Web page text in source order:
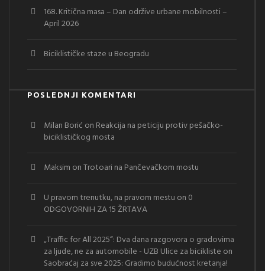
168. Kritična masa – Dan održive urbane mobilnosti –
April 2026
Biciklističke staze u Beogradu
POSLEDNJI KOMENTARI
Milan Borić on Reakcija na peticiju protiv pešačko-
biciklističkog mosta
Maksim onTrotoari na Pančevačkom mostu
U pravom trenutku, na pravom mestu on 0
ODGOVORNIH ZA 15 ŽRTAVA
„Traffic for All 2025“: Dva dana razgovora o gradovima
za ljude, ne za automobile - UZB Ulice za bicikliste on
Saobraćaj za sve 2025: Gradimo budućnost kretanja!